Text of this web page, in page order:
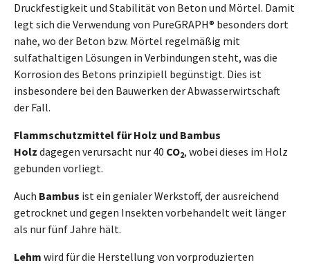
Druckfestigkeit und Stabilität von Beton und Mörtel. Damit
legt sich die Verwendung von PureGRAPH® besonders dort
nahe, wo der Beton bzw. Mörtel regelmäßig mit
sulfathaltigen Lösungen in Verbindungen steht, was die
Korrosion des Betons prinzipiell begünstigt. Dies ist
insbesondere bei den Bauwerken der Abwasserwirtschaft
der Fall.
Flammschutzmittel für Holz und Bambus
Holz dagegen verursacht nur 40 CO2, wobei dieses im Holz
gebunden vorliegt.
Auch Bambus ist ein genialer Werkstoff, der ausreichend
getrocknet und gegen Insekten vorbehandelt weit länger
als nur fünf Jahre hält.
Lehm wird für die Herstellung von vorproduzierten